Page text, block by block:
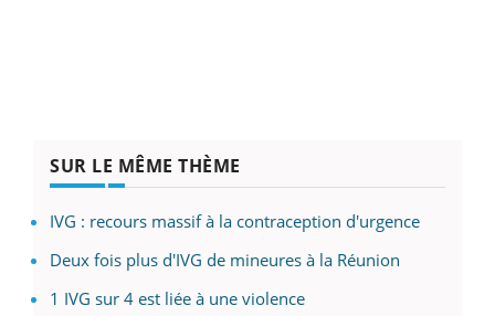
SUR LE MÊME THÈME
IVG : recours massif à la contraception d'urgence
Deux fois plus d'IVG de mineures à la Réunion
1 IVG sur 4 est liée à une violence